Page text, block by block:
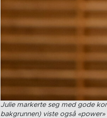
Julie markerte seg med gode
bakgrunnen) viste også